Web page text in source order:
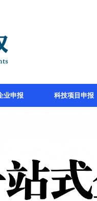
业申报 科技项目申报